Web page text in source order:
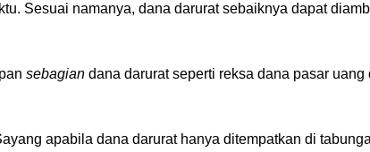
Sesuai namanya, dana darurat sebaiknya dapat
sebagian dana darurat seperti reksa dana pasar uang
apabila dana darurat hanya ditempatkan di